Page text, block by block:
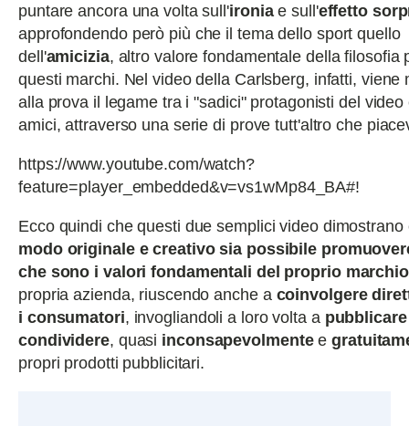
puntare ancora una volta sull'ironiae sull'effetto
approfondendo però più che il tema dello sport quello
dell'amicizia, altro valore fondamentale della filosofia
questi marchi. Nel video della Carlsberg, infatti, viene
alla prova il legame tra i "sadici" protagonisti del video
amici, attraverso una serie di prove tutt'altro che
https://www.youtube.com/watch?
feature=player_embedded&v=vs1wMp84_BA#!
Ecco quindi che questi due semplici video dimostrano
modo originale e creativo sia possibile
che sono i valori fondamentali del proprio marchio
propria azienda, riuscendo anche a coinvolgere
i consumatori, invogliandoli a loro volta a pubblicare
condividere, quasi inconsapevolmentee
propri prodotti pubblicitari.